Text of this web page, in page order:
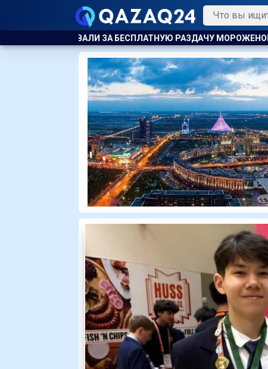
РАЗДАЧУ МОРОЖЕНОГО ДЕТЯМ ТЯЖЕЛЫЕ